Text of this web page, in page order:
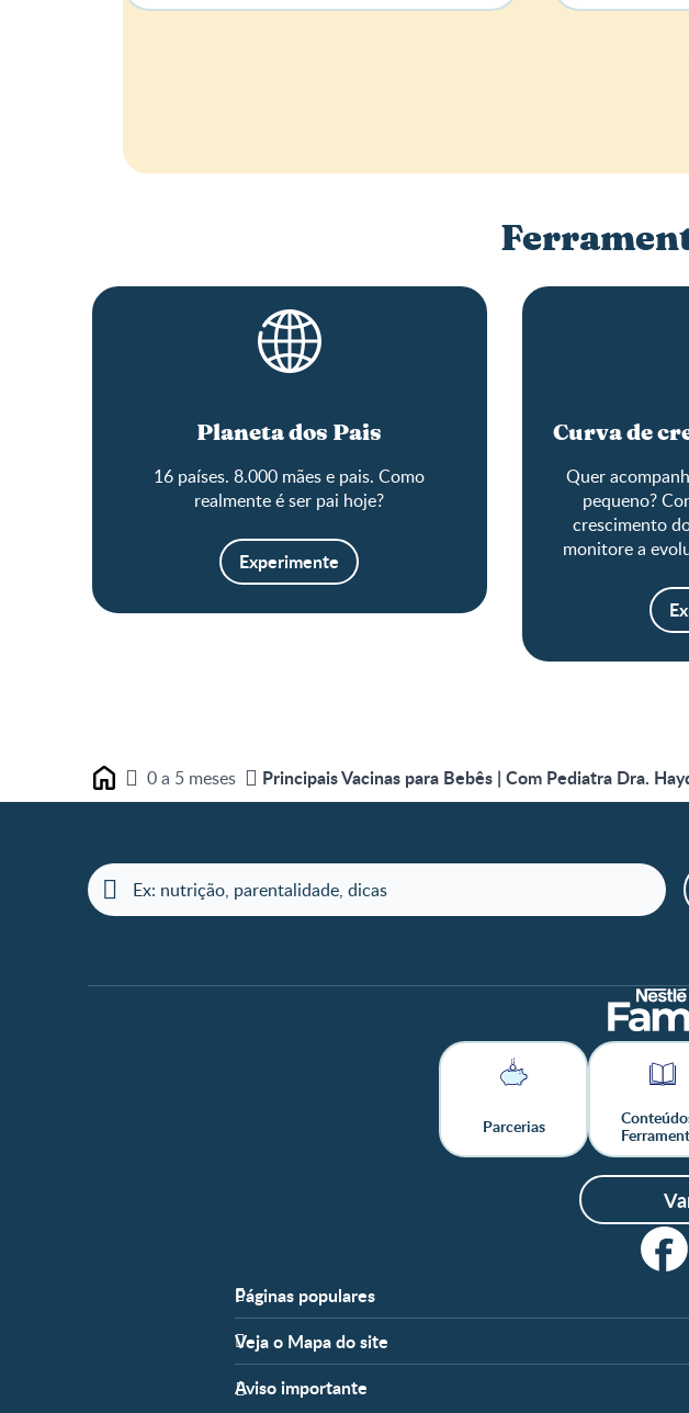
Planeta dos Pais
16 países. 8.000 mães e pais. Como
realmente é ser pai hoje?
Experimente
Curva de
Quer
pequeno?
crescimento
monitore a
Home 0 a 5 meses Principais Vacinas para Bebês | Com Pediatra Dra.
Parcerias
Páginas populares
Apoio
FAQ
Nossos Artigos
Clube
Veja o Mapa do site
Fases
Pré-Concepção
Temas
Aviso importante